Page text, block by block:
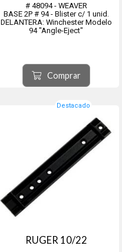
# 48094 - WEAVER
BASE 2P # 94 - Blister c/ 1 unid.
DELANTERA: Winchester Modelo
94 "Angle-Eject"
Comprar
Destacado
RUGER 10/22